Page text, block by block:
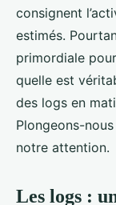
consignent
estimés.
primordiale
quelle est
des logs en
Plongeons-
notre attention.
Les logs :